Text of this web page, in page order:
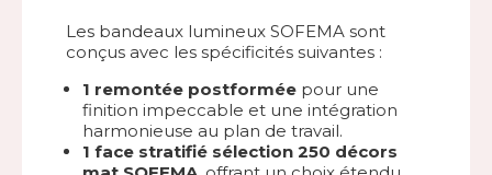
Les bandeaux lumineux SOFEMA sont
conçus avec les spécificités suivantes :
1 remontée postformée pour une
finition impeccable et une intégration
harmonieuse au plan de travail.
1 face stratifié sélection 250 décors